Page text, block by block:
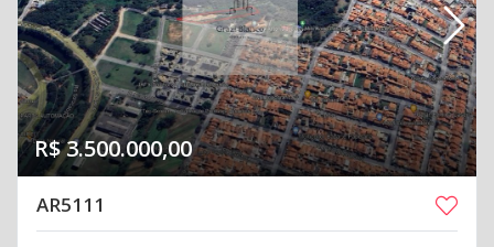
R$ 3.500.000,00
AR5111